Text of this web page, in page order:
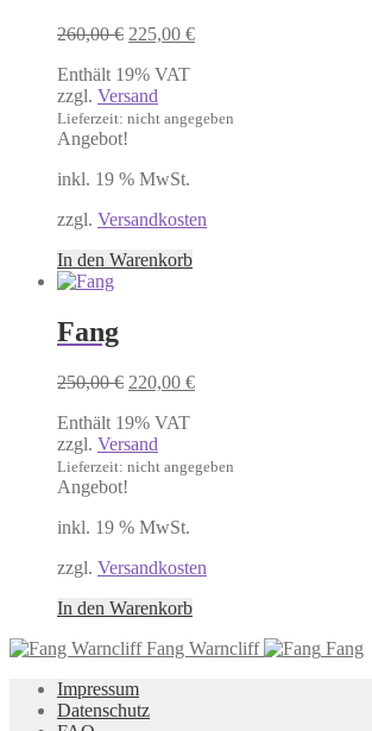
260,00€ Ursprünglicher
war:
260,00 €
225,00 €Aktueller
Enthält 19% VAT
zzgl. Versand
Lieferzeit: nicht angegeben
Angebot!
inkl. 19 % MwSt.
zzgl. Versandkosten
In den Warenkorb
Fang
250,00€ Ursprünglicher
war:
250,00 €
220,00 €Aktueller
Enthält 19% VAT
zzgl. Versand
Lieferzeit: nicht angegeben
Angebot!
inkl. 19 % MwSt.
zzgl. Versandkosten
In den Warenkorb
Fang Warncliff
Fang
Impressum
Datenschutz